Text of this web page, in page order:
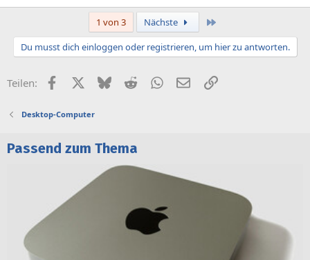
1 von 3 Nächste
Du musst dich einloggen oder registrieren, um hier zu antworten.
Teilen: FacebookX (Twitter)
BlueskyRedditWhatsApp
E-MailLink
Desktop-Computer
Passend zum Thema